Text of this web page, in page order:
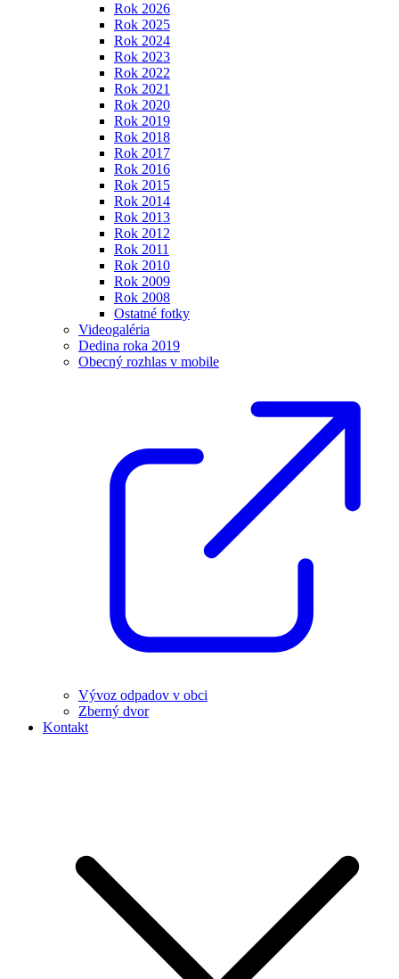
Rok 2026
Rok 2025
Rok 2024
Rok 2023
Rok 2022
Rok 2021
Rok 2020
Rok 2019
Rok 2018
Rok 2017
Rok 2016
Rok 2015
Rok 2014
Rok 2013
Rok 2012
Rok 2011
Rok 2010
Rok 2009
Rok 2008
Ostatné fotky
Videogaléria
Dedina roka 2019
Obecný rozhlas v mobile
Vývoz odpadov v obci
Zberný dvor
Kontakt